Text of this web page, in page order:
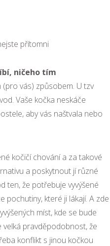
přítomni
ničeho tím
vás) způsobem. U tzv
Vaše kočka neskáče
aby vás naštvala nebo
kočičí chování a za takové
a poskytnout jí různé
ten, že potřebuje vyvýšené
které ji lákají. A zde
míst, kde se bude
velká pravděpodobnost, že
konflikt s jinou kočkou